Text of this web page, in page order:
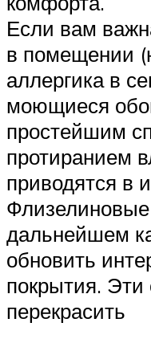
Если вам
в помещении
аллергика в
моющиеся
простейшим
протиранием
приводятся в
дальнейшем
обновить
покрытия.
перекрасить